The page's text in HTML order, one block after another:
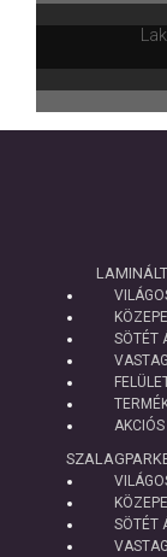
LAMINÁLT
SÖTÉT
AKCIÓS
SÖTÉT